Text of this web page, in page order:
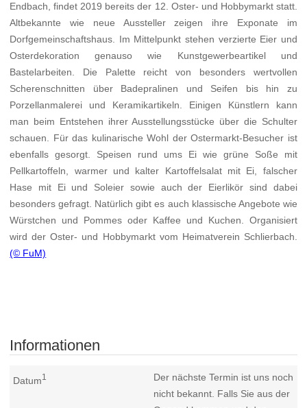
Endbach, findet 2019 bereits der 12. Oster- und Hobbymarkt statt.
Altbekannte wie neue Aussteller zeigen ihre Exponate im
Dorfgemeinschaftshaus. Im Mittelpunkt stehen verzierte Eier und
Osterdekoration genauso wie Kunstgewerbeartikel und
Bastelarbeiten. Die Palette reicht von besonders wertvollen
Scherenschnitten über Badepralinen und Seifen bis hin zu
Porzellanmalerei und Keramikartikeln. Einigen Künstlern kann
man beim Entstehen ihrer Ausstellungsstücke über die Schulter
schauen. Für das kulinarische Wohl der Ostermarkt-Besucher ist
ebenfalls gesorgt. Speisen rund ums Ei wie grüne Soße mit
Pellkartoffeln, warmer und kalter Kartoffelsalat mit Ei, falscher
Hase mit Ei und Soleier sowie auch der Eierlikör sind dabei
besonders gefragt. Natürlich gibt es auch klassische Angebote wie
Würstchen und Pommes oder Kaffee und Kuchen. Organisiert
wird der Oster- und Hobbymarkt vom Heimatverein Schlierbach.
(© FuM)
Informationen
Datum1
Der nächste Termin ist uns noch
nicht bekannt. Falls Sie aus der